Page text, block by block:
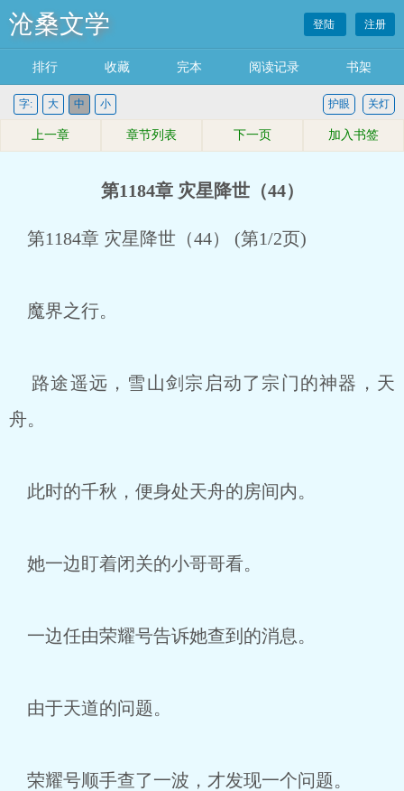
沧桑文学 登陆 注册
排行 收藏 完本 阅读记录 书架
字: 大 中 小 关灯
护眼
上一章 章节列表 下一页 加入书签
第1184章 灾星降世（44）
第1184章 灾星降世（44） (第1/2页)
魔界之行。
路途遥远，雪山剑宗启动了宗门的神器，天
舟。
此时的千秋，便身处天舟的房间内。
她一边盯着闭关的小哥哥看。
一边任由荣耀号告诉她查到的消息。
由于天道的问题。
荣耀号顺手查了一波，才发现一个问题。